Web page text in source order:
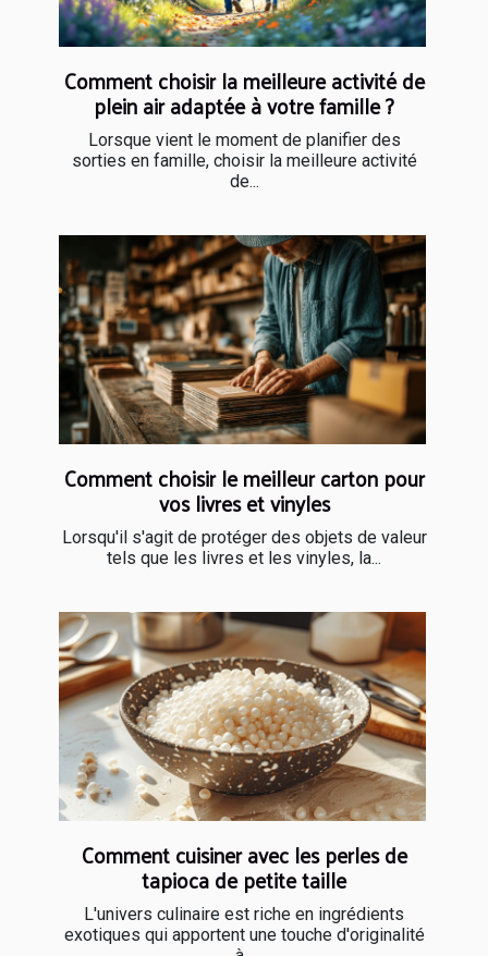
Comment choisir la meilleure activité de
plein air adaptée à votre famille ?
Lorsque vient le moment de planifier des
sorties en famille, choisir la meilleure activité
de...
Comment choisir le meilleur carton pour
vos livres et vinyles
Lorsqu'il s'agit de protéger des objets de valeur
tels que les livres et les vinyles, la...
Comment cuisiner avec les perles de
tapioca de petite taille
L'univers culinaire est riche en ingrédients
exotiques qui apportent une touche d'originalité